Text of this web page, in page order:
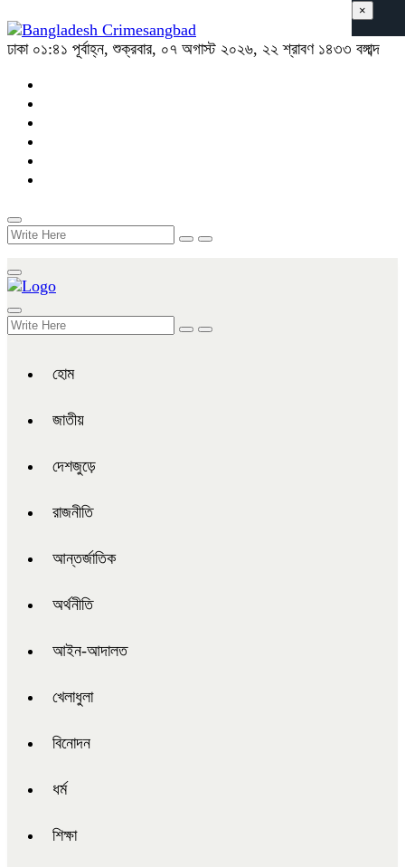
ঢাকা ০১:৪১ পূর্বাহ্ন, শুক্রবার, ০৭ অগাস্ট ২০২৬, ২২ শ্রাবণ ১৪৩৩ বঙ্গাব্দ
হোম
জাতীয়
দেশজুড়ে
রাজনীতি
আন্তর্জাতিক
অর্থনীতি
আইন-আদালত
খেলাধুলা
বিনোদন
ধর্ম
শিক্ষা
×